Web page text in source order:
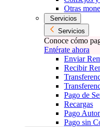
Otras
Servicios
Servicios
Conoce cómo
Entérate ahora
Enviar
Recibir
Pago de
Recargas
Pago
Pago sin